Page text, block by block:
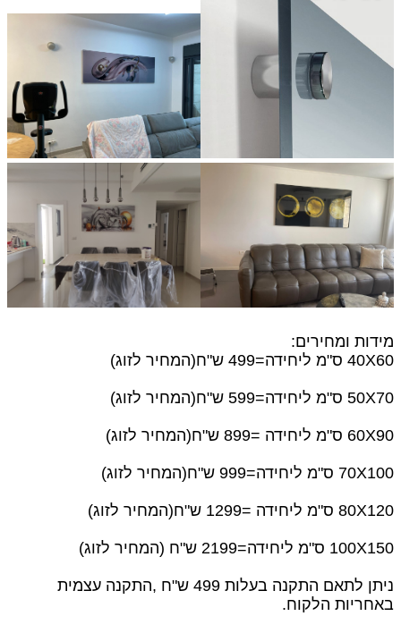
מידות ומחירים:
40X60 ס"מ
ליחידה=499 ש"ח(המחיר לזוג)
50X70 ס"מ ליחידה=599 ש"ח(המחיר לזוג)
60X90 ס"מ ליחידה =899 ש"ח(המחיר לזוג)
70X100 ס"מ ליחידה=999 ש"ח(המחיר לזוג)
80X120 ס"מ ליחידה =1299 ש"ח(המחיר לזוג)
100X150 ס"מ ליחידה=2199 ש"ח (המחיר לזוג)
ניתן לתאם התקנה בעלות 499 ש"ח ,
התקנה עצמית
באחריות הלקוח.